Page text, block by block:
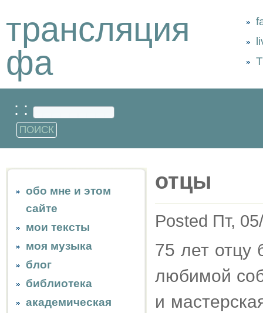
трансляция
фа
: :
обо мне и этом
сайте
мои тексты
моя музыка
блог
библиотека
академическая
отцы
Posted Пт,
75 лет отцу
любимой
и